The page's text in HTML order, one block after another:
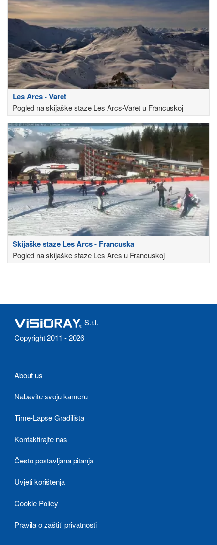
Les Arcs - Varet
Pogled na skijaške staze Les Arcs-Varet u Francuskoj
Skijaške staze Les Arcs - Francuska
Pogled na skijaške staze Les Arcs u Francuskoj
S.r.l.
Copyright 2011 - 2026
About us
Nabavite svoju kameru
Time-Lapse Gradilišta
Kontaktirajte nas
Često postavljana pitanja
Uvjeti korištenja
Cookie Policy
Pravila o zaštiti privatnosti